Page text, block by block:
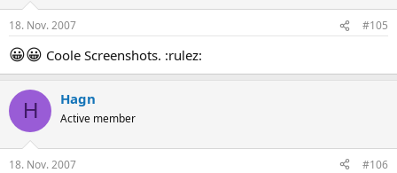
18. Nov. 2007 #105
😀😀 Coole Screenshots. :rulez:
H Hagn
Active member
18. Nov. 2007 #106